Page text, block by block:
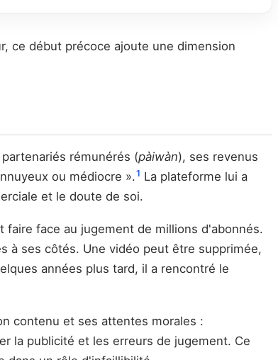
ce début précoce ajoute une dimension
rémunérés (pàiwàn), ses revenus
ou médiocre ».1 La plateforme lui a
et le doute de soi.
face au jugement de millions d'abonnés.
à ses côtés. Une vidéo peut être supprimée,
années plus tard, il a rencontré le
contenu et ses attentes morales :
la publicité et les erreurs de jugement. Ce